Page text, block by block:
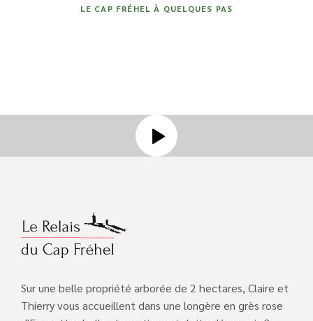
LE CAP FRÉHEL À QUELQUES PAS
Sur une belle propriété arborée de 2 hectares, Claire et
Thierry vous accueillent dans une longère en grès rose